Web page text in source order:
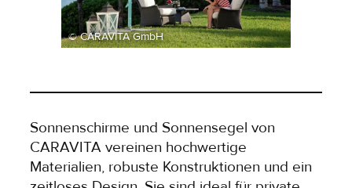
© CARAVITA GmbH
Sonnenschirme und Sonnensegel von
CARAVITA vereinen hochwertige
Materialien, robuste Konstruktionen und ein